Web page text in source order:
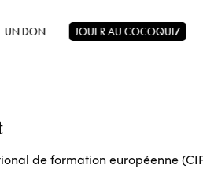
UN DON JOUER AU COCOQUIZ
de formation européenne